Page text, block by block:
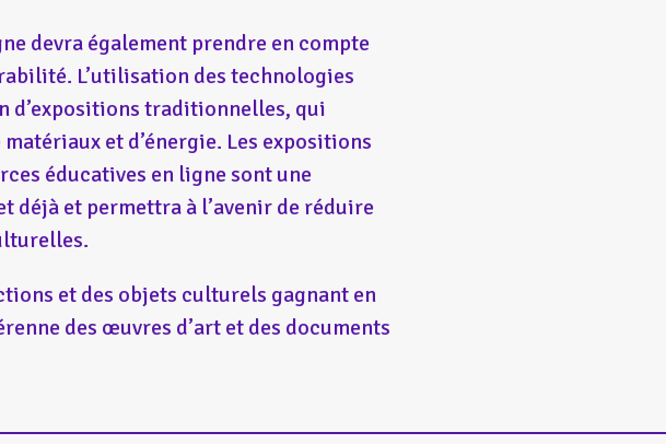
devra également prendre en compte
L’utilisation des technologies
d’expositions traditionnelles, qui
et d’énergie. Les expositions
éducatives en ligne sont une
déjà et permettra à l’avenir de réduire
et des objets culturels gagnant en
des œuvres d’art et des documents